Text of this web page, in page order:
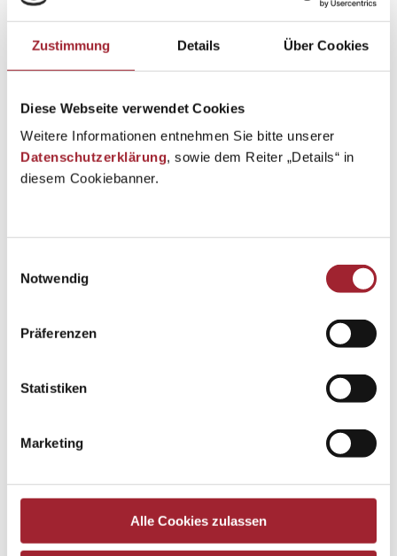
Zustimmung Details Über Cookies
Diese Webseite verwendet Cookies
Weitere Informationen entnehmen Sie bitte unserer
Datenschutzerklärung, sowie dem Reiter „Details“ in
diesem Cookiebanner.
Notwendig
Präferenzen
Statistiken
Marketing
Alle Cookies zulassen